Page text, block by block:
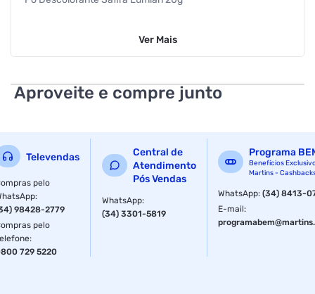
Ver Mais
Aproveite e compre junto
Televendas
pelo
:
98428-2779
pelo
:
729 5220
Central de
Atendimento
Pós Vendas
WhatsApp:
(34) 3301-5819
Programa
Benefícios
Martins -
WhatsApp:(34) 8413-
E-mail: